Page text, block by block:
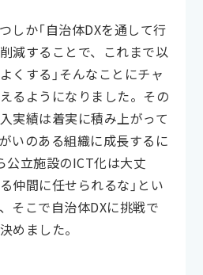
しか「自治体DXを通して行
減することで、これまで以
くする」そんなことにチャ
るようになりました。その
実績は着実に積み上がって
いのある組織に成長するに
公立施設のICT化は大丈
仲間に任せられるな」とい
そこで自治体DXに挑戦で
めました。